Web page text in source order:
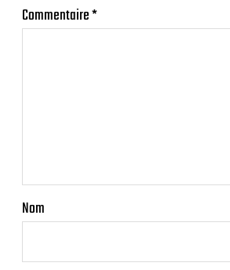
Commentaire*
Nom